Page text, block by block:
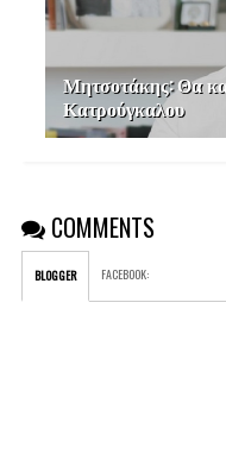
Μητσοτάκης: Θα
Κατρούγκαλου
COMMENTS
BLOGGER FACEBOOK: